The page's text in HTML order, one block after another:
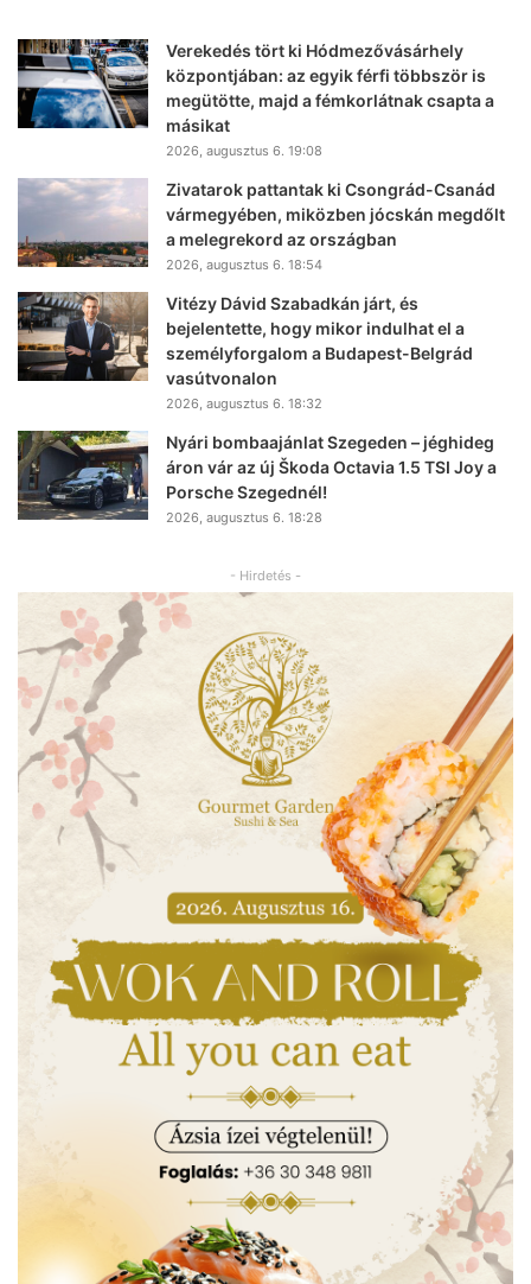
Verekedés tört ki Hódmezővásárhely
központjában: az egyik férfi többször is
megütötte, majd a fémkorlátnak csapta a
másikat
2026, augusztus 6. 19:08
Zivatarok pattantak ki Csongrád-Csanád
vármegyében, miközben jócskán megdőlt
a melegrekord az országban
2026, augusztus 6. 18:54
Vitézy Dávid Szabadkán járt, és
bejelentette, hogy mikor indulhat el a
személyforgalom a Budapest-Belgrád
vasútvonalon
2026, augusztus 6. 18:32
Nyári bombaajánlat Szegeden – jéghideg
áron vár az új Škoda Octavia 1.5 TSI Joy a
Porsche Szegednél!
2026, augusztus 6. 18:28
- Hirdetés -